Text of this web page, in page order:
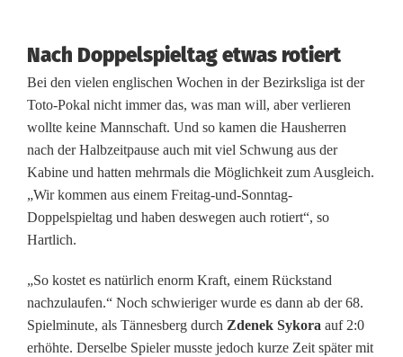
D
e
r
b
y
g
e
g
e
Nach Doppelspieltag etwas rotiert
Bei den vielen englischen Wochen in der Bezirksliga ist der
Toto-Pokal nicht immer das, was man will, aber verlieren
wollte keine Mannschaft. Und so kamen die Hausherren
nach der Halbzeitpause auch mit viel Schwung aus der
Kabine und hatten mehrmals die Möglichkeit zum Ausgleich.
„Wir kommen aus einem Freitag-und-Sonntag-
Doppelspieltag und haben deswegen auch rotiert“, so
Hartlich.
„So kostet es natürlich enorm Kraft, einem Rückstand
nachzulaufen.“ Noch schwieriger wurde es dann ab der 68.
Spielminute, als Tännesberg durch Zdenek Sykora auf 2:0
erhöhte. Derselbe Spieler musste jedoch kurze Zeit später mit